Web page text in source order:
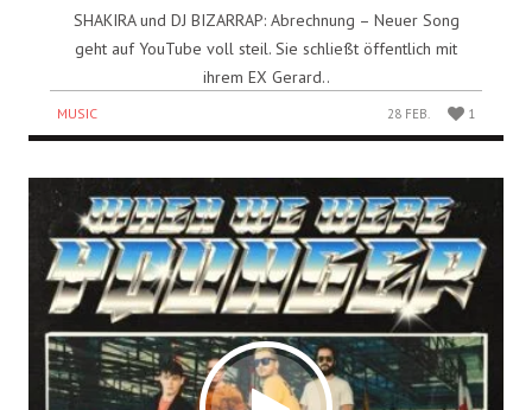
SHAKIRA und DJ BIZARRAP: Abrechnung – Neuer Song
geht auf YouTube voll steil. Sie schließt öffentlich mit
ihrem EX Gerard..
MUSIC 28 FEB. 1